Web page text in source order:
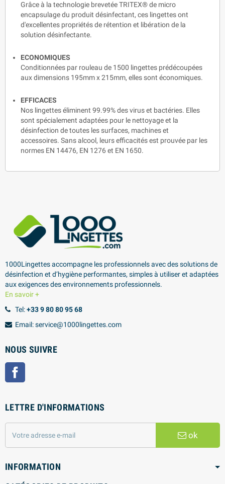
Grâce à la technologie brevetée TRITEX® de micro
encapsulage du produit désinfectant, ces lingettes ont
d'excellentes propriétés de rétention et libération de la
solution désinfectante.
ECONOMIQUES
Conditionnées par rouleau de 1500 lingettes prédécoupées
aux dimensions 195mm x 215mm, elles sont économiques.
EFFICACES
Nos lingettes éliminent 99.99% des virus et bactéries. Elles
sont spécialement adaptées pour le nettoyage et la
désinfection de toutes les surfaces, machines et
accessoires. Sans alcool, leurs efficacités est prouvée par les
normes EN 14476, EN 1276 et EN 1650.
1000Lingettes accompagne les professionnels avec des solutions de
désinfection et d’hygiène performantes, simples à utiliser et adaptées
aux exigences des environnements professionnels.
En savoir +
Tel:+33 9 80 80 95 68
Email: service@1000lingettes.com
NOUS SUIVRE
LETTRE D'INFORMATIONS
ok
INFORMATION